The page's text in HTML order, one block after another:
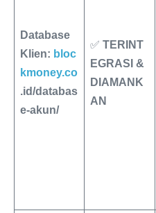
Database
Klien: bloc
kmoney.co
.id/databas
e-akun/
✅ TERINT
EGRASI &
DIAMANK
AN